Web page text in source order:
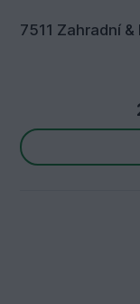
7511 Zahradní